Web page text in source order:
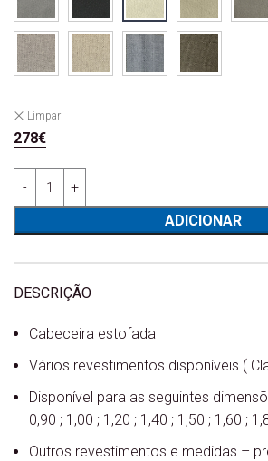
Limpar
278€
ADICIONAR
DESCRIÇÃO
Cabeceira estofada
Vários revestimentos disponíveis (
Disponível para as seguintes
0,90 ; 1,00 ; 1,20 ; 1,40 ; 1,50 ; 1,60 ;
Outros revestimentos e medidas –